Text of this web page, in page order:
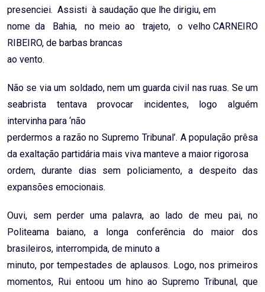
presenciei. Assisti à saudação que lhe dirigiu, em
nome da Bahia, no meio ao trajeto, o velho CARNEIRO
RIBEIRO, de barbas brancas
ao vento.
Não se via um soldado, nem um guarda civil nas ruas. Se um
seabrista tentava provocar incidentes, logo alguém
intervinha para ‘não
perdermos a razão no Supremo Tribunal’. A população prêsa
da exaltação partidária mais viva manteve a maior rigorosa
ordem, durante dias sem policiamento, a despeito das
expansões emocionais.
Ouvi, sem perder uma palavra, ao lado de meu pai, no
Politeama baiano, a longa conferência do maior dos
brasileiros, interrompida, de minuto a
minuto, por tempestades de aplausos. Logo, nos primeiros
momentos, Rui entoou um hino ao Supremo Tribunal, que